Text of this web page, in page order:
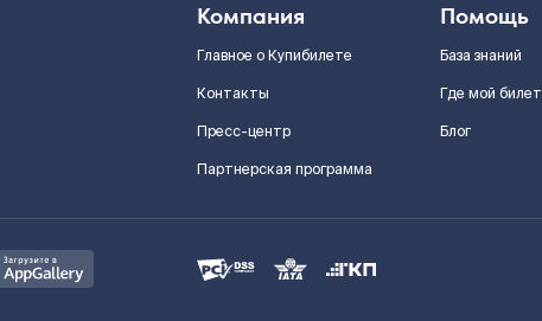
Компания
Главное о Купибилете
Контакты
Пресс-центр
Партнерская программа
Помощь
База знаний
Где мой билет
Блог